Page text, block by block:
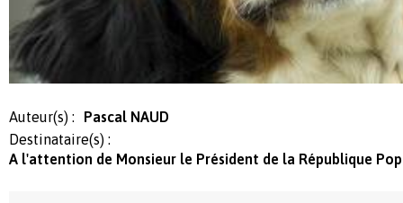
Auteur(s) :
Pascal NAUD
Destinataire(s) :
A l'attention de Monsieur le Président de la République